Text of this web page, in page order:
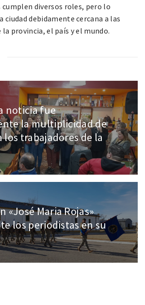
diversos roles, pero lo
ciudad debidamente cercana a las
provincia, el país y el mundo.
noticia fue
la multiplicidad de
los trabajadores de la
«José Maria Rojas»
los periodistas en su